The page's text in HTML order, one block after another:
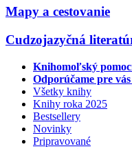
Mapy a cestovanie
Cudzojazyčná
Knihomoľský
Odporúčame pre vás
Všetky knihy
Knihy roka 2025
Bestsellery
Novinky
Pripravované